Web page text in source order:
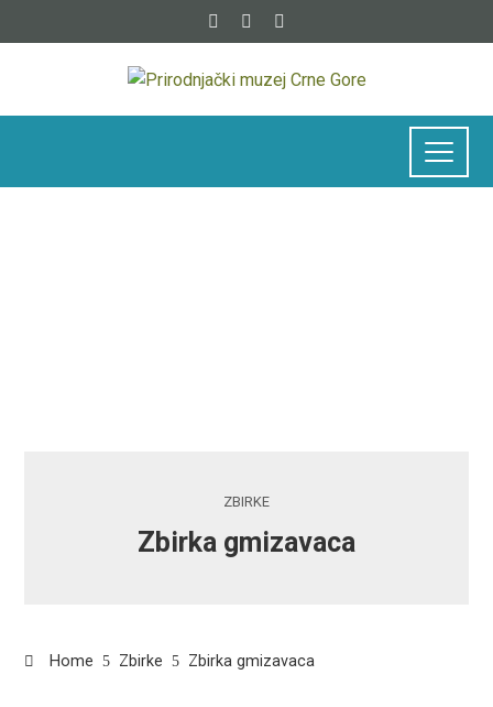
ZBIRKE
Zbirka gmizavaca
Home Zbirke Zbirka gmizavaca